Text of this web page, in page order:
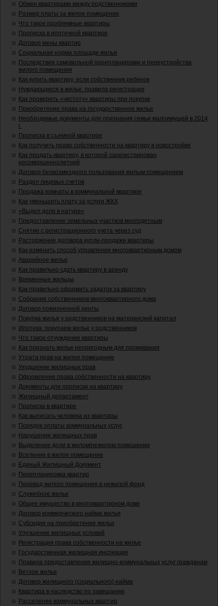
Обмен квартирами между родственниками
Размер платы за жилое помещение
Что такое проблемные квартиры
Прописка в ипотечной квартире
Договор мены квартир
Социальная норма площади жилья
Последствия самовольной перепланировки и переустройства
жилого помещения
Как купить квартиру, если собственник ребенок
Нуждающиеся в жилье: правила регистрации
Как проверить «чистоту» квартиры при покупке
Приобретение права на государственное жилье
Необходимые документы для признания семьи малоимущей в 2014
г.
Прописка в съемной квартире
Как получить право собственности на квартиру в новостройке
Как продать квартиру, в которой зарегистрирован
несовершеннолетний
Договор безвозмездного пользования жилым помещением
Раздел лицевых счетов
Продажа комнаты в коммунальной квартире
Как уменьшить плату за услуги ЖКХ
«Выдел доли в натуре»
Предоставление земельных участков многодетным
Снятие с регистрационного учета через суд
Расторжение договора купли-продажи квартиры
Как изменить способ управления многоквартирным домом
Аварийное жилье
Как правильно сдать квартиру в аренду
Временные жильцы
Как правильно оформить задаток за квартиру
Собрание собственников многоквартирного дома
Договор пожизненной ренты
Покупка жилья у родственников на материнский капитал
Ипотека: покупаем жилье у родственников
Что такое отчуждение квартиры
Как признать жилье непригодным для проживания
Утрата прав на жилое помещение
Ухудшение жилищных прав
Оформление права собственности на квартиру
Документы для прописки на квартиру
Жилищный департамент
Прописка в квартире
Как выписать человека из квартиры
Порядок оплаты коммунальных услуг
Нарушение жилищных прав
Выделение доли в жилом/нежилом помещении
Вселение в жилое помещение
Единый Жилищный Документ
Перепланировка квартир
Перевод жилого помещения в нежилой фонд
Служебное жилье
Общее имущество в многоквартирном доме
Договор коммерческого найма жилья
Субсидия на приобретение жилья
Улучшение жилищных условий
Регистрация права собственности на жилье
Государственная жилищная инспекция
Правила предоставления жилищно-коммунальных услуг гражданам
Ветхое жилье
Договор жилищного (социального) найма
Квартира в наследство по завещанию
Расселение коммунальных квартир